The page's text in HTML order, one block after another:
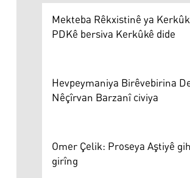
Mekteba Rêkxistinê ya
PDKê bersiva Kerkûkê dide
Hevpeymaniya Birêvebirina
Nêçîrvan Barzanî civiya
Omer Çelik: Proseya Aştiyê
girîng